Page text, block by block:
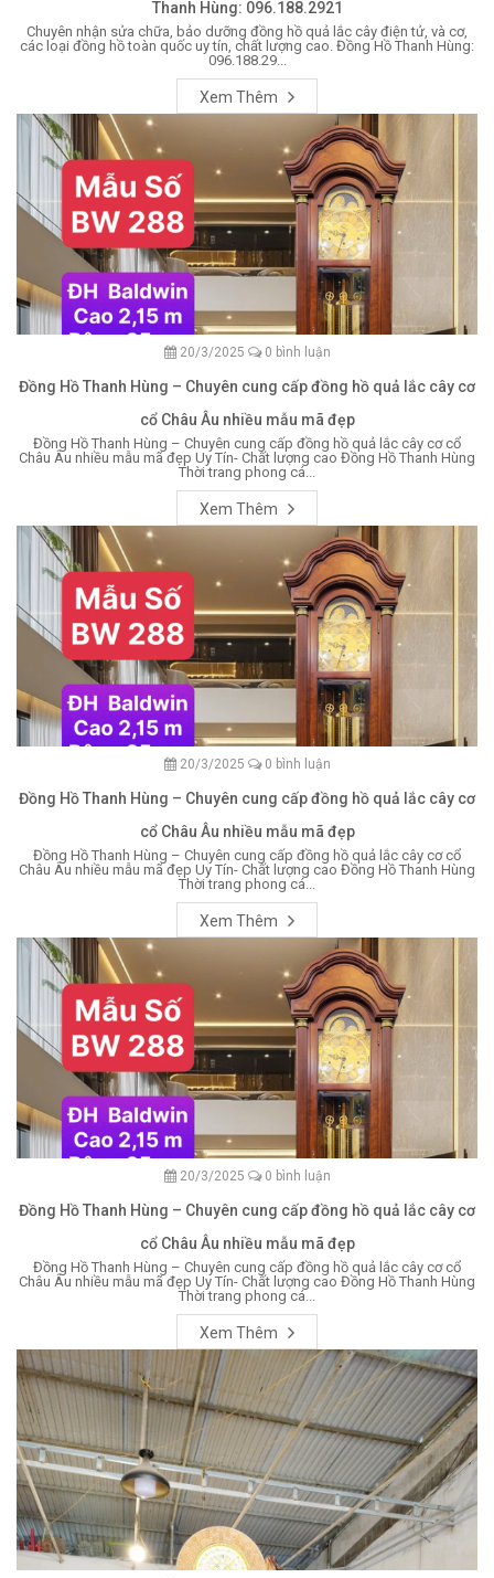
Thanh Hùng: 096.188.2921
Chuyên nhận sửa chữa, bảo dưỡng đồng hồ quả lắc cây điện tử, và cơ,
các loại đồng hồ toàn quốc uy tín, chất lượng cao. Đồng Hồ Thanh Hùng:
096.188.29...
Xem Thêm
20/3/2025 0 bình luận
Đồng Hồ Thanh Hùng – Chuyên cung cấp đồng hồ quả lắc cây cơ
cổ Châu Âu nhiều mẫu mã đẹp
Đồng Hồ Thanh Hùng – Chuyên cung cấp đồng hồ quả lắc cây cơ cổ
Châu Âu nhiều mẫu mã đẹp Uy Tín- Chất lượng cao Đồng Hồ Thanh Hùng
Thời trang phong cá...
Xem Thêm
20/3/2025 0 bình luận
Đồng Hồ Thanh Hùng – Chuyên cung cấp đồng hồ quả lắc cây cơ
cổ Châu Âu nhiều mẫu mã đẹp
Đồng Hồ Thanh Hùng – Chuyên cung cấp đồng hồ quả lắc cây cơ cổ
Châu Âu nhiều mẫu mã đẹp Uy Tín- Chất lượng cao Đồng Hồ Thanh Hùng
Thời trang phong cá...
Xem Thêm
20/3/2025 0 bình luận
Đồng Hồ Thanh Hùng – Chuyên cung cấp đồng hồ quả lắc cây cơ
cổ Châu Âu nhiều mẫu mã đẹp
Đồng Hồ Thanh Hùng – Chuyên cung cấp đồng hồ quả lắc cây cơ cổ
Châu Âu nhiều mẫu mã đẹp Uy Tín- Chất lượng cao Đồng Hồ Thanh Hùng
Thời trang phong cá...
Xem Thêm